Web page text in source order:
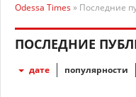
Odessa Times» Последние
ПОСЛЕДНИЕ
дате популярности